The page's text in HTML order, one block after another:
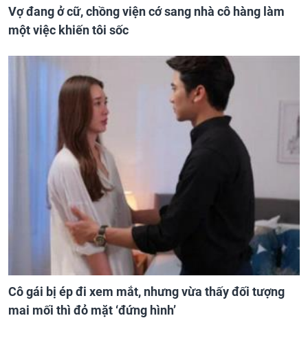
Vợ đang ở cữ, chồng viện cớ sang nhà cô hàng làm
một việc khiến tôi sốc
Cô gái bị ép đi xem mắt, nhưng vừa thấy đối tượng
mai mối thì đỏ mặt ‘đứng hình’